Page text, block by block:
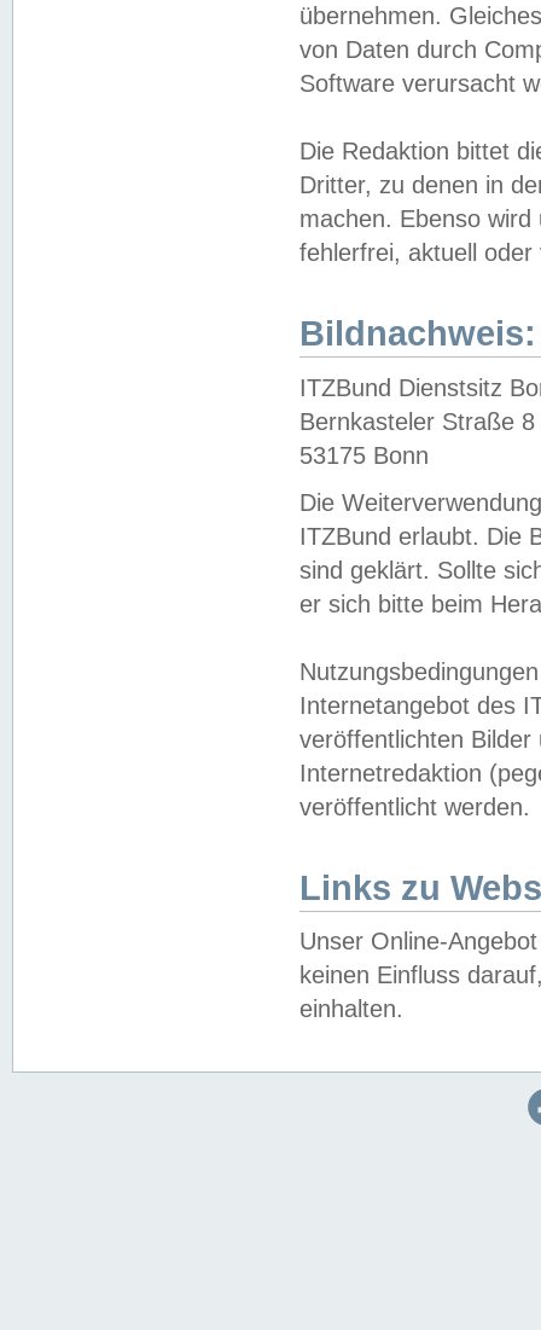
übernehmen.
von Daten durch
Software verursacht
Die Redaktion bittet
Dritter, zu denen in
machen. Ebenso
fehlerfrei, aktuell oder
Bildnachweis:
ITZBund Dienstsitz
Bernkasteler Straße 8
53175 Bonn
Die
ITZBund erlaubt. Die
sind geklärt. Sollte
er sich bitte beim
Internetangebot des
veröffentlichten
Internetredaktion
veröffentlicht werden.
Links zu
Unser Online-
keinen Einfluss
einhalten.